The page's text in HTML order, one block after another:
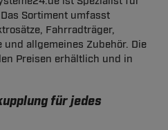
Sortiment umfasst
Fahrradträger,
allgemeines Zubehör. Die
Preisen erhältlich und in
für jedes